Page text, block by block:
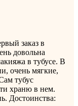
заказ в
довольна
в тубусе. В
очень мягкие,
тубус
храню в нем.
Достоинства: